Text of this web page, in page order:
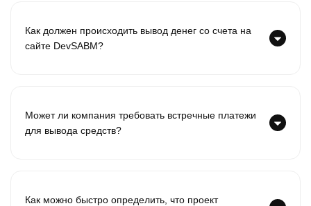
Как должен происходить вывод денег со счета на
сайте DevSABM?
Может ли компания требовать встречные платежи
для вывода средств?
Как можно быстро определить, что проект